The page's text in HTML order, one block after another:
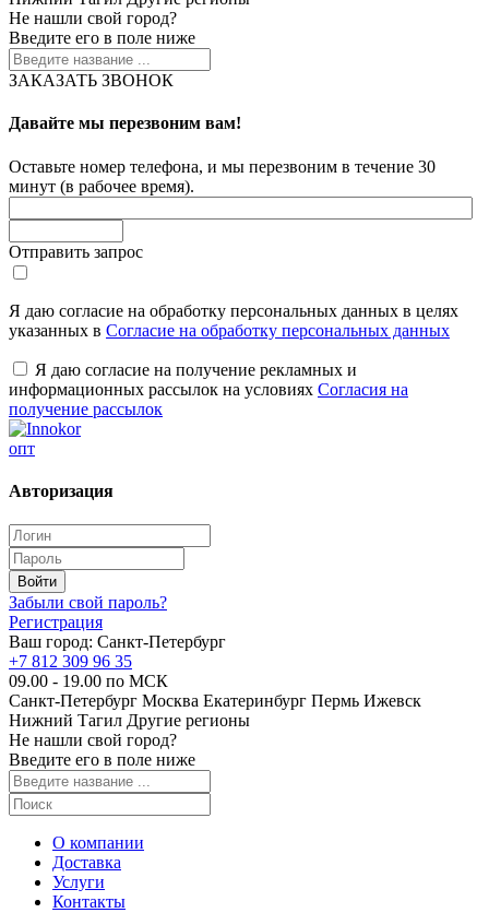
Не нашли свой город?
Введите его в поле ниже
ЗАКАЗАТЬ ЗВОНОК
Давайте мы перезвоним вам!
Оставьте номер телефона, и мы перезвоним в течение 30
минут (в рабочее время).
Отправить запрос
Я даю согласие на обработку персональных данных в целях
указанных в Согласие на обработку персональных данных
Я даю согласие на получение рекламных и
информационных рассылок на условиях Согласия на
получение рассылок
опт
Авторизация
Забыли свой пароль?
Регистрация
Ваш город: Санкт-Петербург
+7 812 309 96 35
09.00 - 19.00 по МСК
Санкт-Петербург Москва Екатеринбург Пермь Ижевск
Нижний Тагил Другие регионы
Не нашли свой город?
Введите его в поле ниже
О компании
Доставка
Услуги
Контакты